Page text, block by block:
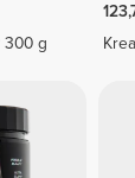
300 g